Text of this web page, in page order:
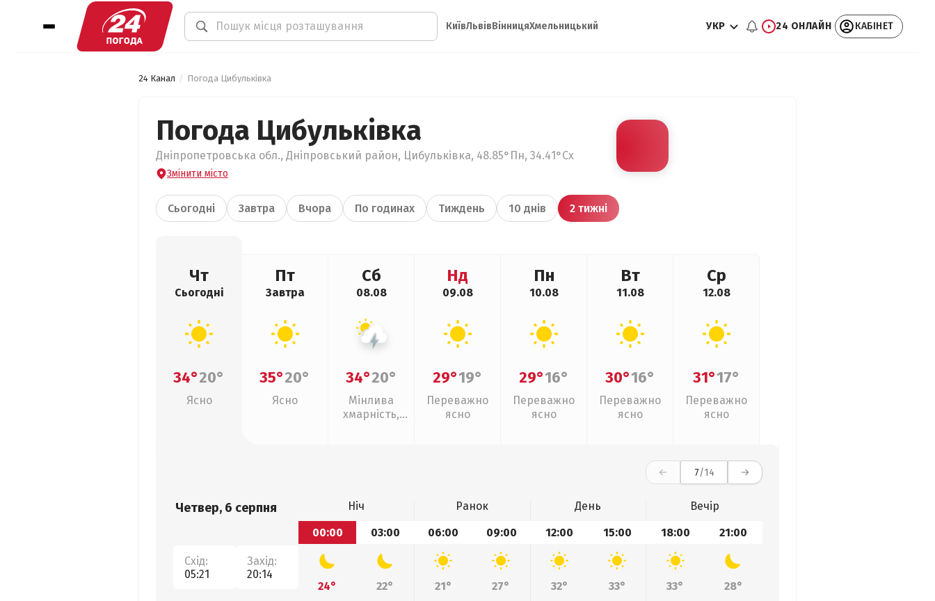
КиївЛьвівВінницяХмельницький УКР 24 ОНЛАЙН КАБІНЕТ
24 Канал Погода Цибульківка
Погода Цибульківка
Дніпропетровська обл., Дніпровський район, Цибульківка, 48.85°Пн, 34.41°Сх
Змінити місто
Сьогодні Завтра Вчора По годинах Тиждень 10 днів 2 тижні
Чт
Сьогодні
34°20°
Ясно
Пт
Завтра
35°20°
Ясно
Сб
08.08
34°20°
Мінлива
хмарність,
Нд
09.08
29°19°
Переважно
ясно
Пн
10.08
29°16°
Переважно
ясно
Вт
11.08
30°16°
Переважно
ясно
Ср
12.08
31°17°
Переважно
ясно
7/14
Четвер, 6 серпня
Схід:
05:21
Захід:
20:14
Ніч Ранок День
Вечір
00:00
03:00 06:00 09:00 12:00 15:00 18:00 21:00
24° 22° 21° 27° 32° 33° 33°
28°